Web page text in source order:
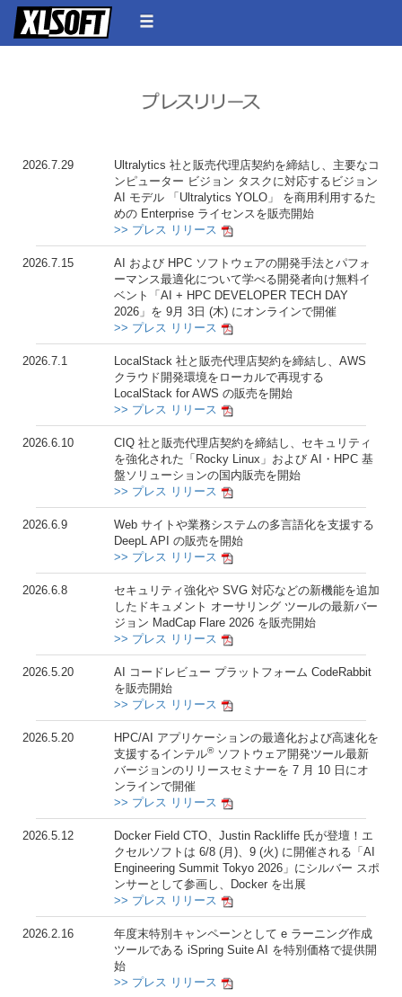
2026.7.29
Ultralytics 社と販売代理店契約を締結し、主要なコ
ンピューター ビジョン タスクに対応するビジョン
AI モデル 「Ultralytics YOLO」 を商用利用するた
めの Enterprise ライセンスを販売開始
>> プレス リリース
2026.7.15
AI および HPC ソフトウェアの開発手法とパフォ
ーマンス最適化について学べる開発者向け無料イ
ベント「AI + HPC DEVELOPER TECH DAY
2026」を 9月 3日 (木) にオンラインで開催
>> プレス リリース
2026.7.1
LocalStack 社と販売代理店契約を締結し、AWS
クラウド開発環境をローカルで再現する
LocalStack for AWS の販売を開始
>> プレス リリース
2026.6.10
CIQ 社と販売代理店契約を締結し、セキュリティ
を強化された「Rocky Linux」および AI・HPC 基
盤ソリューションの国内販売を開始
>> プレス リリース
2026.6.9
Web サイトや業務システムの多言語化を支援する
DeepL API の販売を開始
>> プレス リリース
2026.6.8
セキュリティ強化や SVG 対応などの新機能を追加
したドキュメント オーサリング ツールの最新バー
ジョン MadCap Flare 2026 を販売開始
>> プレス リリース
2026.5.20
AI コードレビュー プラットフォーム CodeRabbit
を販売開始
>> プレス リリース
2026.5.20
HPC/AI アプリケーションの最適化および高速化を
支援するインテル®ソフトウェア開発ツール最新
バージョンのリリースセミナーを 7 月 10 日にオ
ンラインで開催
>> プレス リリース
2026.5.12
Docker Field CTO、Justin Rackliffe 氏が登壇！エ
クセルソフトは 6/8 (月)、9 (火) に開催される「AI
Engineering Summit Tokyo 2026」にシルバー スポ
ンサーとして参画し、Docker を出展
>> プレス リリース
2026.2.16
年度末特別キャンペーンとして e ラーニング作成
ツールである iSpring Suite AI を特別価格で提供開
始
>> プレス リリース